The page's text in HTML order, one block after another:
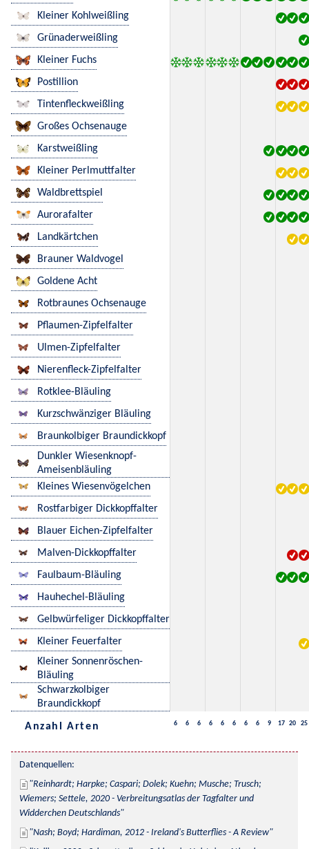
Kleiner Kohlweißling
Grünaderweißling
Kleiner Fuchs
Postillion
Tintenfleckweißling
Großes Ochsenauge
Karstweißling
Kleiner Perlmuttfalter
Waldbrettspiel
Aurorafalter
Landkärtchen
Brauner Waldvogel
Goldene Acht
Rotbraunes Ochsenauge
Pflaumen-Zipfelfalter
Ulmen-Zipfelfalter
Nierenfleck-Zipfelfalter
Rotklee-Bläuling
Kurzschwänziger Bläuling
Braunkolbiger Braundickkopf
Dunkler Wiesenknopf-
Ameisenbläuling
Kleines Wiesenvögelchen
Rostfarbiger Dickkopffalter
Blauer Eichen-Zipfelfalter
Malven-Dickkopffalter
Faulbaum-Bläuling
Hauhechel-Bläuling
Gelbwürfeliger Dickkopffalter
Kleiner Feuerfalter
Kleiner Sonnenröschen-
Bläuling
Schwarzkolbiger
Braundickkopf
Anzahl Arten 6 6 6 6 6 6 6 6 9 17 20 25
Datenquellen:
Reinhardt; Harpke; Caspari; Dolek; Kuehn; Musche; Trusch;
Wiemers; Settele, 2020 - Verbreitungsatlas der Tagfalter und
Widderchen Deutschlands
Nash; Boyd; Hardiman, 2012 - Ireland's Butterflies - A Review